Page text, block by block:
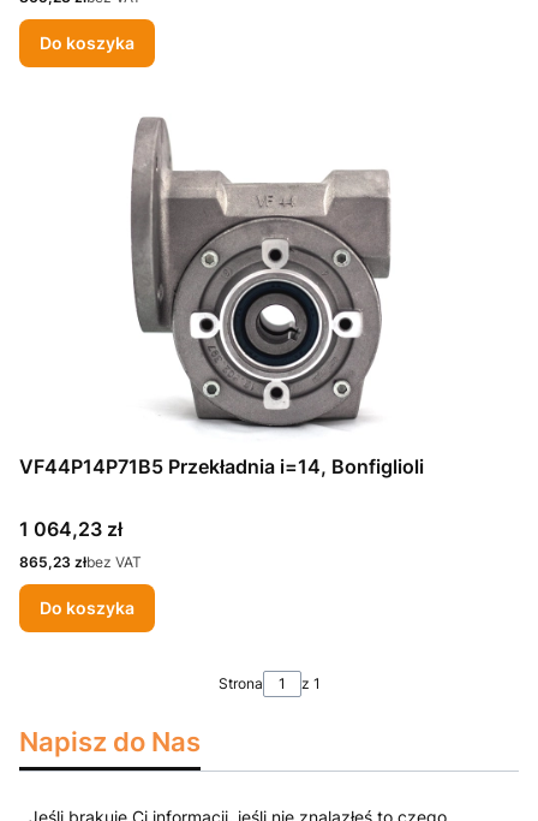
Do koszyka
VF44P14P71B5 Przekładnia i=14, Bonfiglioli
Cena
1 064,23 zł
Cena
865,23 złbez VAT
Do koszyka
Strona z 1
Napisz do Nas
Jeśli brakuje Ci informacji, jeśli nie znalazłeś to czego